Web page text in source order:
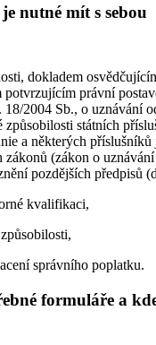
nutné mít s sebou
dokladem
potvrzujícím právní
18/2004 Sb., o uznávání
státních
a některých příslušníků
zákonů (zákon o
pozdějších předpisů
kvalifikaci,
správního poplatku.
formuláře a